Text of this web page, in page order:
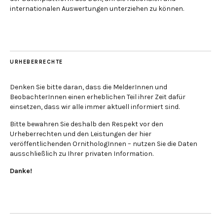
internationalen Auswertungen unterziehen zu können.
URHEBERRECHTE
Denken Sie bitte daran, dass die MelderInnen und
BeobachterInnen einen erheblichen Teil ihrer Zeit dafür
einsetzen, dass wir alle immer aktuell informiert sind.
Bitte bewahren Sie deshalb den Respekt vor den
Urheberrechten und den Leistungen der hier
veröffentlichenden OrnithologInnen – nutzen Sie die Daten
ausschließlich zu Ihrer privaten Information.
Danke!